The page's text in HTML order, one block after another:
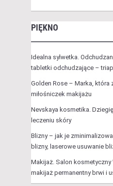
PIĘKNO
Idealna sylwetka.
tabletki odchudzające –
Golden Rose – Marka, która
miłośniczek makijażu
Nevskaya kosmetika.
leczeniu skóry
Blizny – jak je
blizny, laserowe usuwanie
Makijaż. Salon
makijaż permanentny brwi i